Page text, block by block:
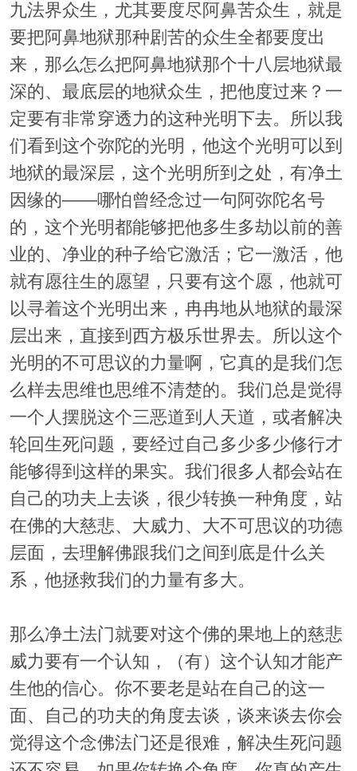
九法界众生，尤其要度尽阿鼻苦众生，就是
要把阿鼻地狱那种剧苦的众生全都要度出
来，那么怎么把阿鼻地狱那个十八层地狱最
深的、最底层的地狱众生，把他度过来？一
定要有非常穿透力的这种光明下去。所以我
们看到这个弥陀的光明，他这个光明可以到
地狱的最深层，这个光明所到之处，有净土
因缘的——哪怕曾经念过一句阿弥陀名号
的，这个光明都能够把他多生多劫以前的善
业的、净业的种子给它激活；它一激活，他
就有愿往生的愿望，只要有这个愿，他就可
以寻着这个光明出来，冉冉地从地狱的最深
层出来，直接到西方极乐世界去。所以这个
光明的不可思议的力量啊，它真的是我们怎
么样去思维也思维不清楚的。我们总是觉得
一个人摆脱这个三恶道到人天道，或者解决
轮回生死问题，要经过自己多少多少修行才
能够得到这样的果实。我们很多人都会站在
自己的功夫上去谈，很少转换一种角度，站
在佛的大慈悲、大威力、大不可思议的功德
层面，去理解佛跟我们之间到底是什么关
系，他拯救我们的力量有多大。
那么净土法门就要对这个佛的果地上的慈悲
威力要有一个认知，（有）这个认知才能产
生他的信心。你不要老是站在自己的这一
面、自己的功夫的角度去谈，谈来谈去你会
觉得这个念佛法门还是很难，解决生死问题